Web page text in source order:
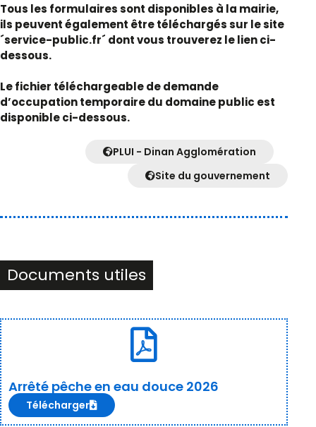
Tous les formulaires sont disponibles à la mairie,
ils peuvent également être téléchargés sur le site
´service-public.fr´ dont vous trouverez le lien ci-
dessous.
Le fichier téléchargeable de demande
d’occupation temporaire du domaine public est
disponible ci-dessous.
PLUI - Dinan Agglomération
Site du gouvernement
Documents utiles
Arrêté pêche en eau douce 2026
Télécharger